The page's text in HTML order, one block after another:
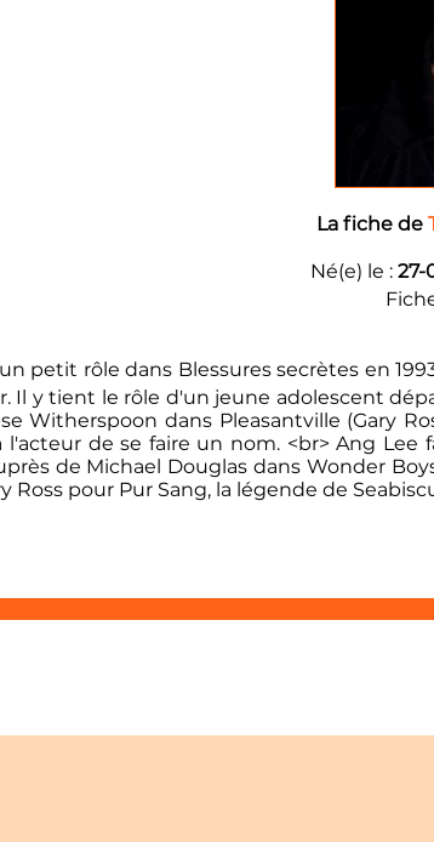
La fiche de
Né(e) le : 27-
petit rôle dans Blessures secrètes en
Il y tient le rôle d'un jeune adolescent
Witherspoon dans Pleasantville (Gary
de se faire un nom. <br> Ang Lee
de Michael Douglas dans Wonder
Ross pour Pur Sang, la légende de